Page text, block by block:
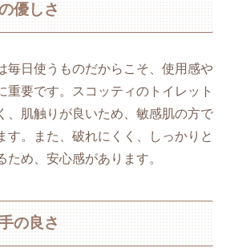
優しさ
毎日使うものだからこそ、使用感や
重要です。スコッティのトイレット
、肌触りが良いため、敏感肌の方で
す。また、破れにくく、しっかりと
ため、安心感があります。
の良さ